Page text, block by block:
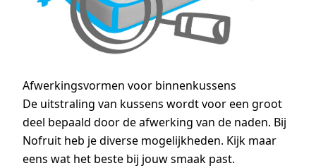
Afwerkingsvormen voor binnenkussens
De uitstraling van kussens wordt voor een groot
deel bepaald door de afwerking van de naden. Bij
Nofruit heb je diverse mogelijkheden. Kijk maar
eens wat het beste bij jouw smaak past.